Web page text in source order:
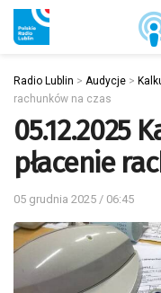
Radio Lublin > Audycje >
rachunków na czas
05.12.2025
płacenie
05 grudnia 2025 / 06:45